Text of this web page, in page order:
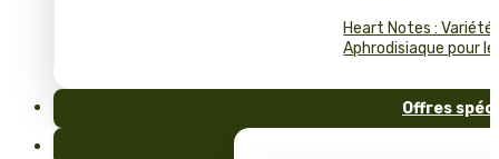
Heart Notes :
Aphrodisiaque pour le
Offres